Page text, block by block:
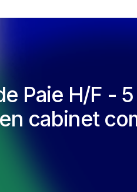
Paie H/F -
cabinet